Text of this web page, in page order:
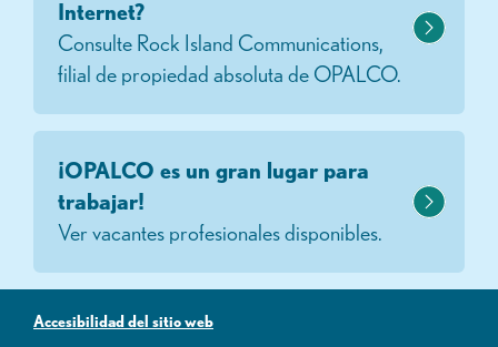
Internet?
Consulte Rock Island Communications,
filial de propiedad absoluta de OPALCO.
¡OPALCO es un gran lugar para
trabajar!
Ver vacantes profesionales disponibles.
Accesibilidad del sitio web